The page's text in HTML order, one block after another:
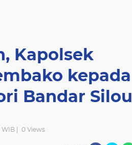
Kapolsek
kepada
Bandar Silou
| 0 Views